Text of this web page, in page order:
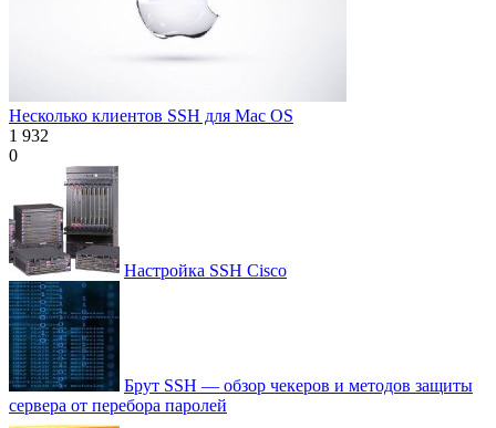
Несколько клиентов SSH для Mac OS
1 932
0
Настройка SSH Cisco
Брут SSH — обзор чекеров и методов защиты
сервера от перебора паролей